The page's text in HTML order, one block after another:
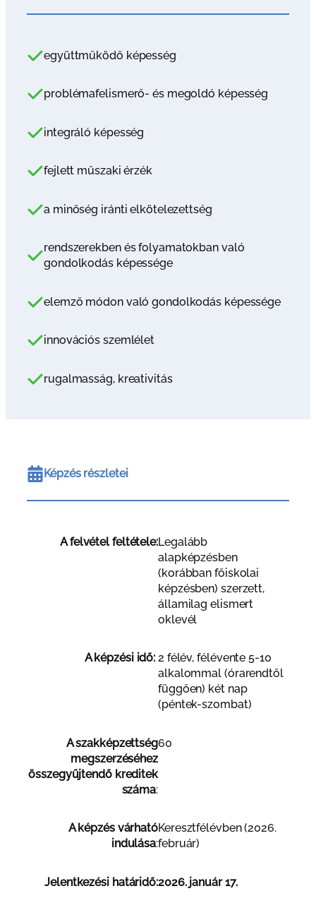
együttműködő képesség
problémafelismerő- és megoldó képesség
integráló képesség
fejlett műszaki érzék
a minőség iránti elkötelezettség
rendszerekben és folyamatokban való
gondolkodás képessége
elemző módon való gondolkodás képessége
innovációs szemlélet
rugalmasság, kreativitás
Képzés részletei
A felvétel feltétele:Legalább
alapképzésben
(korábban főiskolai
képzésben) szerzett,
államilag elismert
oklevél
A képzési idő: 2 félév, félévente 5-10
alkalommal (órarendtől
függően) két nap
(péntek-szombat)
A szakképzettség
megszerzéséhez
összegyűjtendő kreditek
száma:
60
A képzés várható
indulása:
Keresztfélévben (2026.
február)
Jelentkezési határidő:2026. január 17.